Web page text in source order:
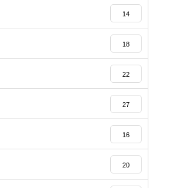
14
18
22
27
16
20